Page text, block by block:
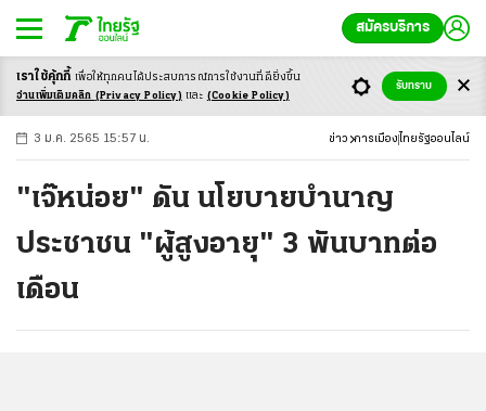
สมัครบริการ
-ก ก ก+
3 ม.ค. 2565 15:57 น. ข่าว การเมือง ไทยรัฐออนไลน์
"เจ๊หน่อย" ดัน นโยบายบำนาญ
ประชาชน "ผู้สูงอายุ" 3 พันบาทต่อ
เดือน
เราใช้คุ้กกี้ เพื่อให้ทุกคนได้ประสบการณ์การใช้งานที่ดียิ่งขึ้น
อ่านเพิ่มเติมคลิก (Privacy Policy) และ (Cookie Policy)
รับทราบ